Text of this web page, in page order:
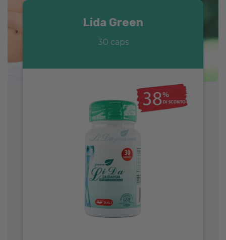
Lida Green
30 caps